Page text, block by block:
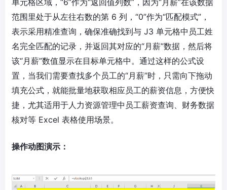
单元格区域，“6”作为“返回值列数”，因为“月薪”在该数据
范围里处于从左往右数的第 6 列，“0”作为“匹配模式”，
表示采用精准查询，确保准确找到与 J3 单元格中员工姓
名完全匹配的记录，并返回其对应的“月薪”数据，然后将
该“月薪”数值显示在目标单元格中。通过这样的公式设
置，当我们需要查找多个员工的“月薪”时，只需向下拖动
填充公式，就能批量地获取相应员工的薪资信息，方便快
捷，尤其适用于人力资源管理中员工薪资查询、财务数据
核对等 Excel 表格使用场景。
操作动图演示：